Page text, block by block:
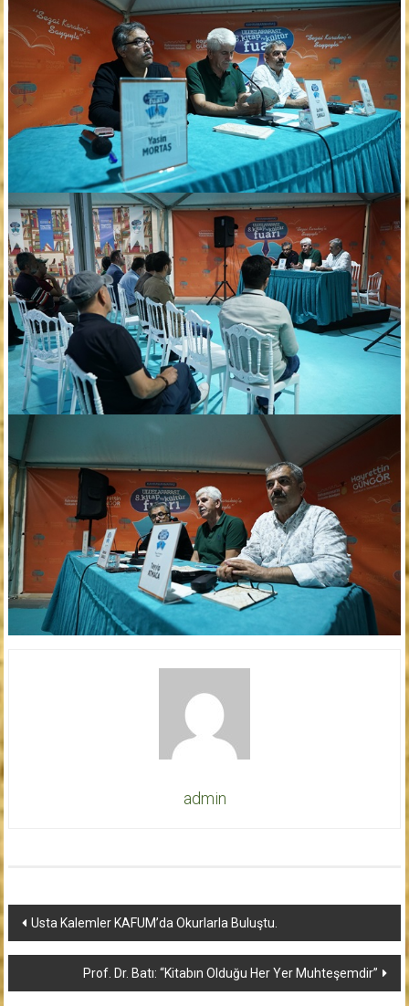
admin
Yazı
dolaşımı
Usta Kalemler KAFUM’da Okurlarla Buluştu.
Prof. Dr. Batı: “Kitabın Olduğu Her Yer Muhteşemdir”